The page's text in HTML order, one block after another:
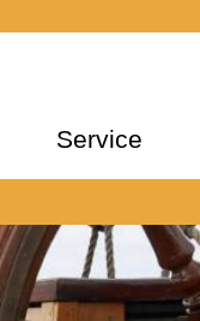
Service